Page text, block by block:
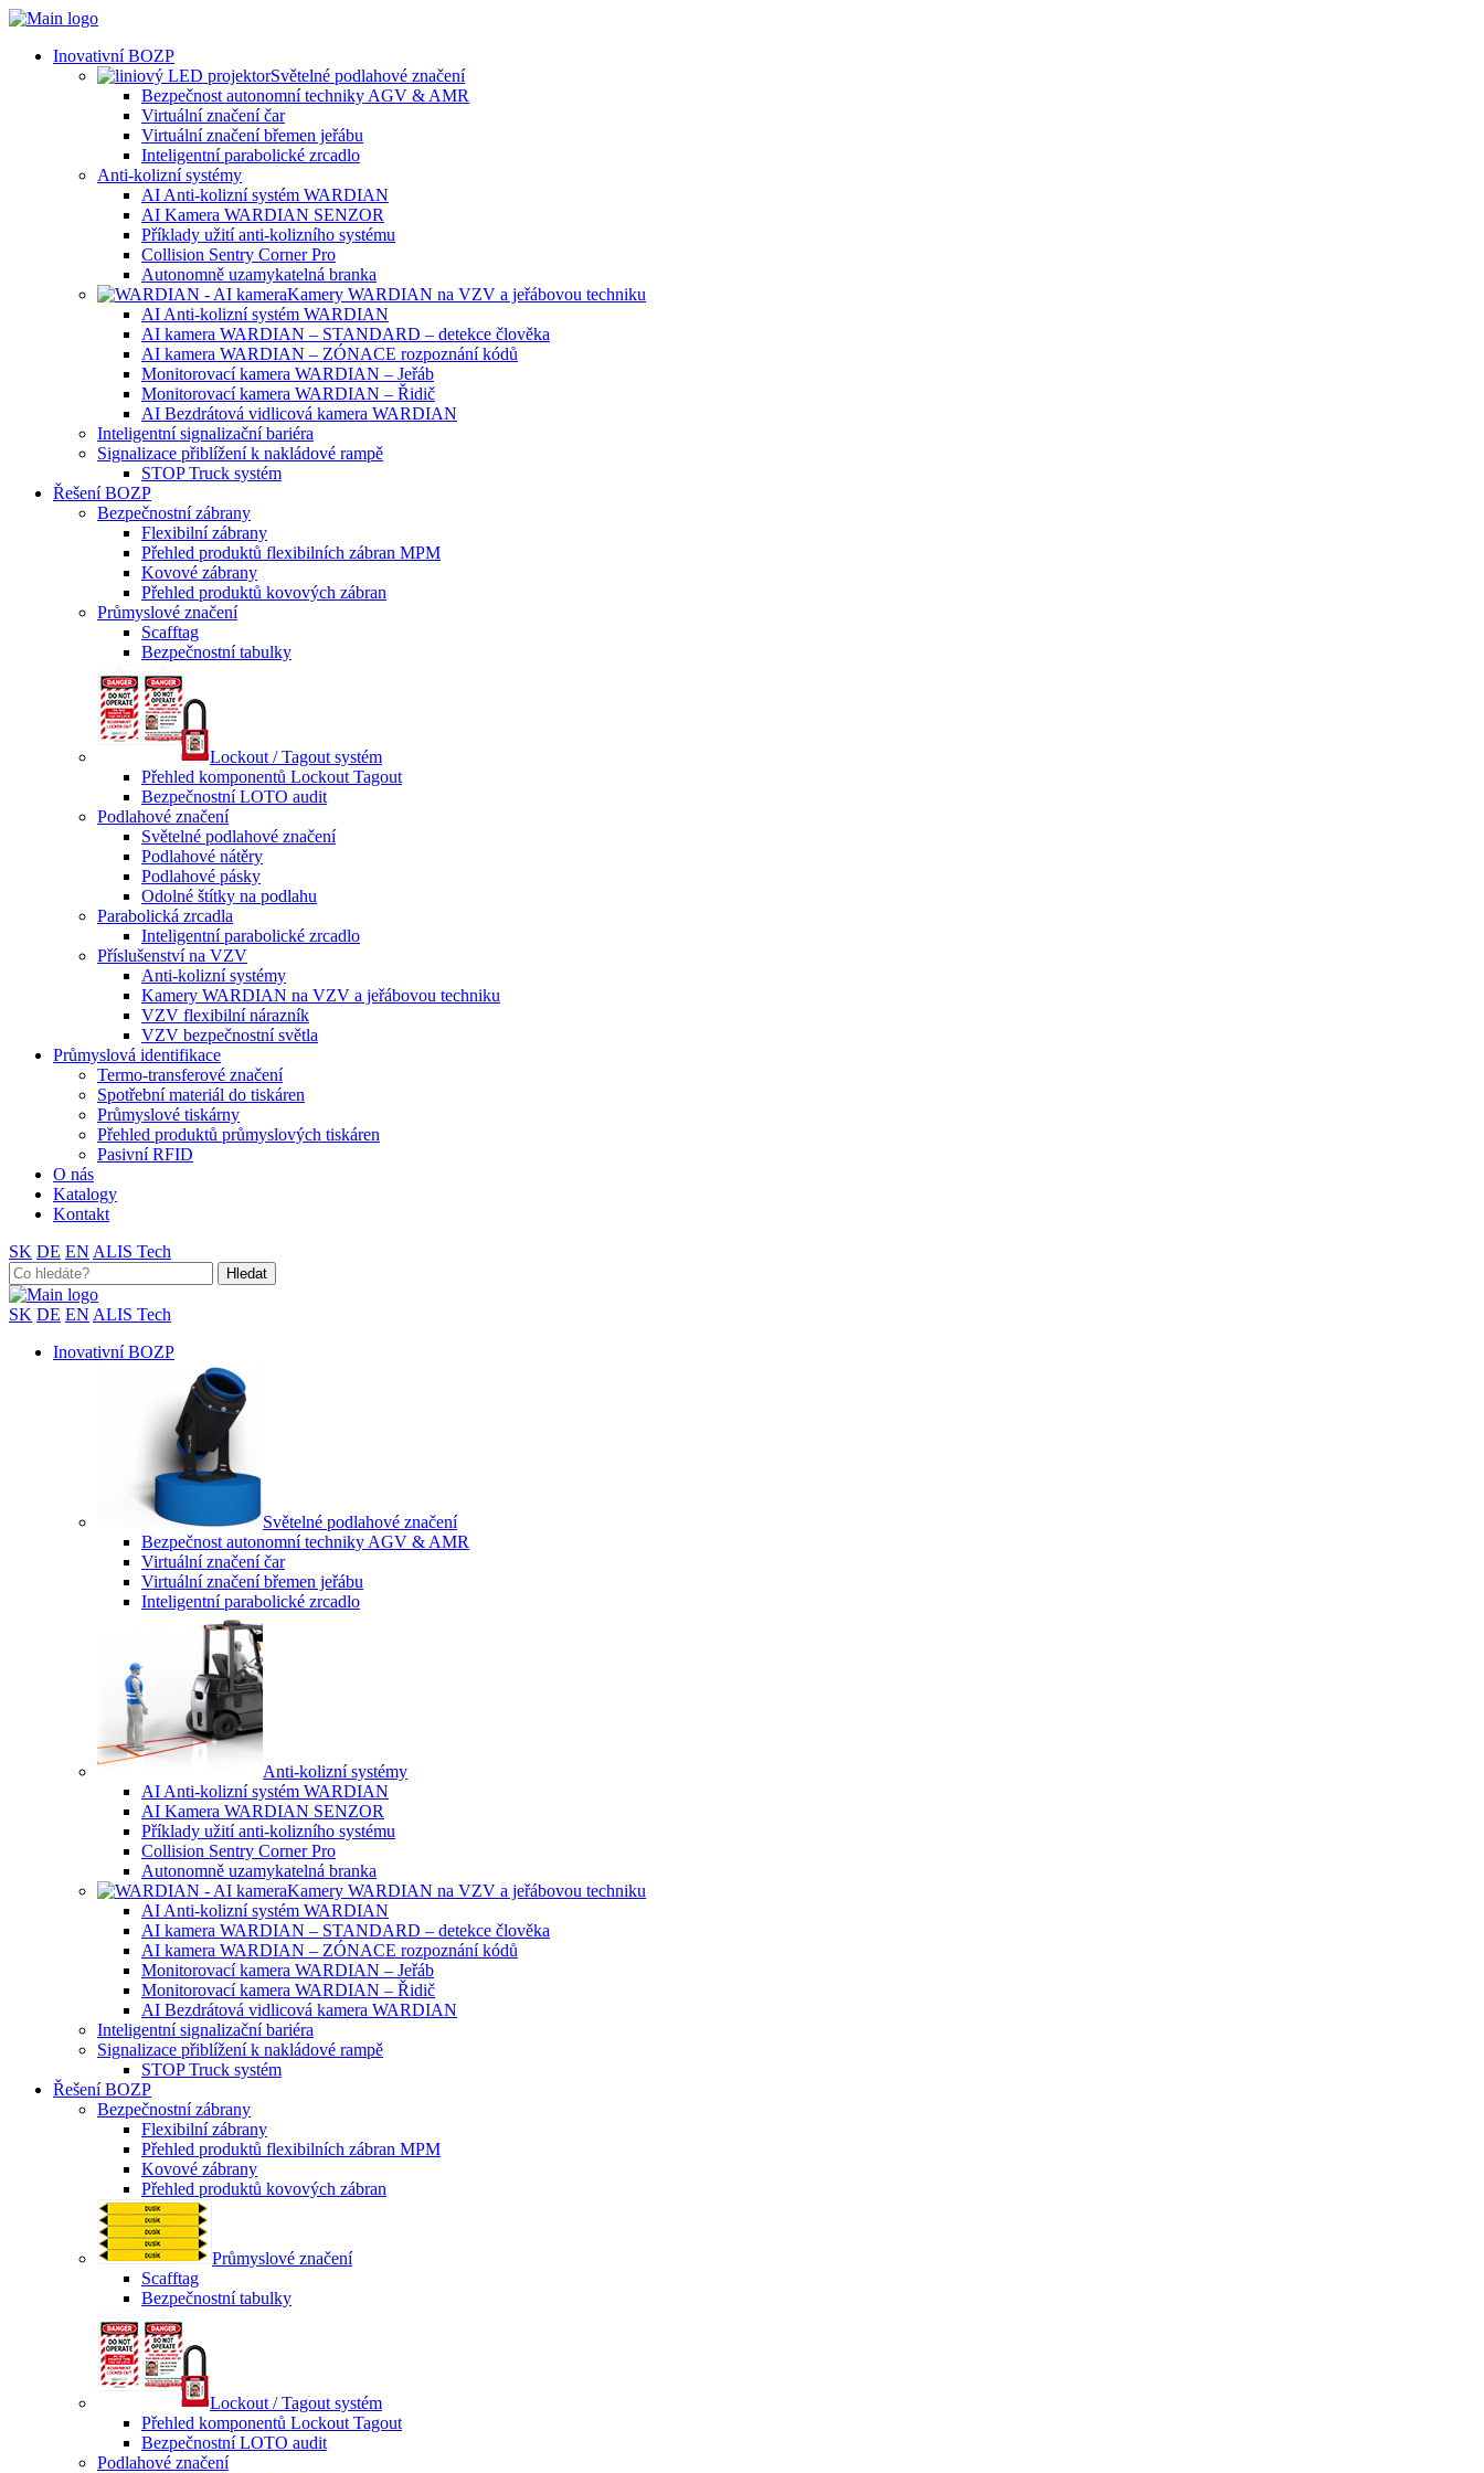
Inovativní BOZP
Světelné podlahové značení
Bezpečnost autonomní techniky AGV & AMR
Virtuální značení čar
Virtuální značení břemen jeřábu
Inteligentní parabolické zrcadlo
Anti-kolizní systémy
AI Anti-kolizní systém WARDIAN
AI Kamera WARDIAN SENZOR
Příklady užití anti-kolizního systému
Collision Sentry Corner Pro
Autonomně uzamykatelná branka
Kamery WARDIAN na VZV a jeřábovou techniku
AI Anti-kolizní systém WARDIAN
AI kamera WARDIAN – STANDARD – detekce člověka
AI kamera WARDIAN – ZÓNACE rozpoznání kódů
Monitorovací kamera WARDIAN – Jeřáb
Monitorovací kamera WARDIAN – Řidič
AI Bezdrátová vidlicová kamera WARDIAN
Inteligentní signalizační bariéra
Signalizace přiblížení k nakládové rampě
STOP Truck systém
Řešení BOZP
Bezpečnostní zábrany
Flexibilní zábrany
Přehled produktů flexibilních zábran MPM
Kovové zábrany
Přehled produktů kovových zábran
Průmyslové značení
Scafftag
Bezpečnostní tabulky
Lockout / Tagout systém
Přehled komponentů Lockout Tagout
Bezpečnostní LOTO audit
Podlahové značení
Světelné podlahové značení
Podlahové nátěry
Podlahové pásky
Odolné štítky na podlahu
Parabolická zrcadla
Inteligentní parabolické zrcadlo
Příslušenství na VZV
Anti-kolizní systémy
Kamery WARDIAN na VZV a jeřábovou techniku
VZV flexibilní nárazník
VZV bezpečnostní světla
Průmyslová identifikace
Termo-transferové značení
Spotřební materiál do tiskáren
Průmyslové tiskárny
Přehled produktů průmyslových tiskáren
Pasivní RFID
O nás
Katalogy
Kontakt
SK DE EN ALIS Tech
Search
for:
SK DE EN ALIS Tech
Inovativní BOZP
Světelné podlahové značení
Bezpečnost autonomní techniky AGV & AMR
Virtuální značení čar
Virtuální značení břemen jeřábu
Inteligentní parabolické zrcadlo
Anti-kolizní systémy
AI Anti-kolizní systém WARDIAN
AI Kamera WARDIAN SENZOR
Příklady užití anti-kolizního systému
Collision Sentry Corner Pro
Autonomně uzamykatelná branka
Kamery WARDIAN na VZV a jeřábovou techniku
AI Anti-kolizní systém WARDIAN
AI kamera WARDIAN – STANDARD – detekce člověka
AI kamera WARDIAN – ZÓNACE rozpoznání kódů
Monitorovací kamera WARDIAN – Jeřáb
Monitorovací kamera WARDIAN – Řidič
AI Bezdrátová vidlicová kamera WARDIAN
Inteligentní signalizační bariéra
Signalizace přiblížení k nakládové rampě
STOP Truck systém
Řešení BOZP
Bezpečnostní zábrany
Flexibilní zábrany
Přehled produktů flexibilních zábran MPM
Kovové zábrany
Přehled produktů kovových zábran
Průmyslové značení
Scafftag
Bezpečnostní tabulky
Lockout / Tagout systém
Přehled komponentů Lockout Tagout
Bezpečnostní LOTO audit
Podlahové značení